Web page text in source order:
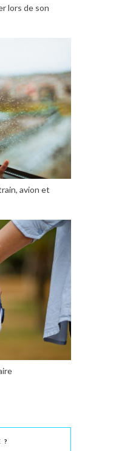
lors de son
avion et
?